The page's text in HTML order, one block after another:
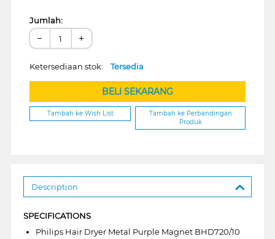
Jumlah:
− +
Ketersediaan stok: Tersedia
BELI SEKARANG
Tambah ke Wish List
Tambah ke Perbandingan
Produk
Description
SPECIFICATIONS
Philips Hair Dryer Metal Purple Magnet BHD720/10